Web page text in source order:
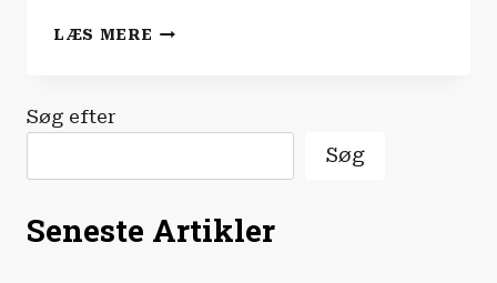
LÆS MERE SPILNYHEDERNE
Søg efter
Søg
Seneste Artikler